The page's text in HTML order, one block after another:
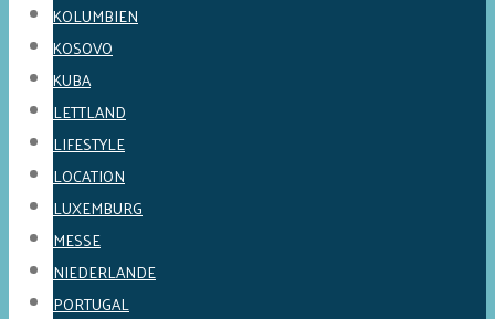
KOLUMBIEN
KOSOVO
KUBA
LETTLAND
LIFESTYLE
LOCATION
LUXEMBURG
MESSE
NIEDERLANDE
PORTUGAL